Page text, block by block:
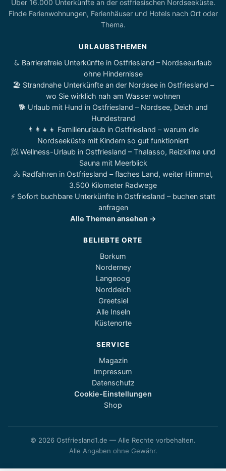
Über 16.000 Unterkünfte an der ostfriesischen Nordseeküste.
Finde Ferienwohnungen, Ferienhäuser und Hotels nach Ort oder
Thema.
URLAUBSTHEMEN
♿ Barrierefreie Unterkünfte in Ostfriesland – Nordseeurlaub
ohne Hindernisse
🏖️ Strandnahe Unterkünfte an der Nordsee in Ostfriesland –
wo Sie wirklich nah am Wasser wohnen
🐕 Urlaub mit Hund in Ostfriesland – Nordsee, Deich und
Hundestrand
👨‍👩‍👧‍👦 Familienurlaub in Ostfriesland – warum die
Nordseeküste mit Kindern so gut funktioniert
🧖 Wellness-Urlaub in Ostfriesland – Thalasso, Reizklima und
Sauna mit Meerblick
🚴 Radfahren in Ostfriesland – flaches Land, weiter Himmel,
3.500 Kilometer Radwege
⚡ Sofort buchbare Unterkünfte in Ostfriesland – buchen statt
anfragen
Alle Themen ansehen →
BELIEBTE ORTE
Borkum
Norderney
Langeoog
Norddeich
Greetsiel
Alle Inseln
Küstenorte
SERVICE
Magazin
Impressum
Datenschutz
Cookie-Einstellungen
Shop
© 2026 Ostfriesland1.de — Alle Rechte vorbehalten.
Alle Angaben ohne Gewähr.